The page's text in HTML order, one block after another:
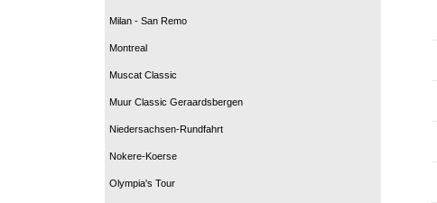
Milan - San Remo
Montreal
Muscat Classic
Muur Classic Geraardsbergen
Niedersachsen-Rundfahrt
Nokere-Koerse
Olympia's Tour